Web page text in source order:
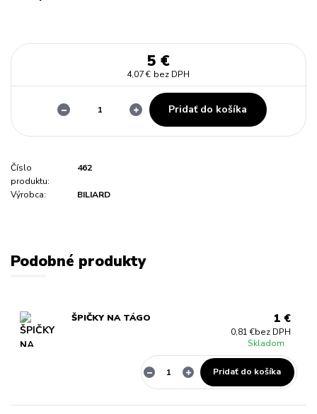
5 €
4,07 € bez DPH
Pridať do košíka
Číslo
produktu:
462
Výrobca: BILIARD
Podobné produkty
ŠPIČKY NA TÁGO 1 €
0,81 €bez DPH
Skladom
Pridať do košíka